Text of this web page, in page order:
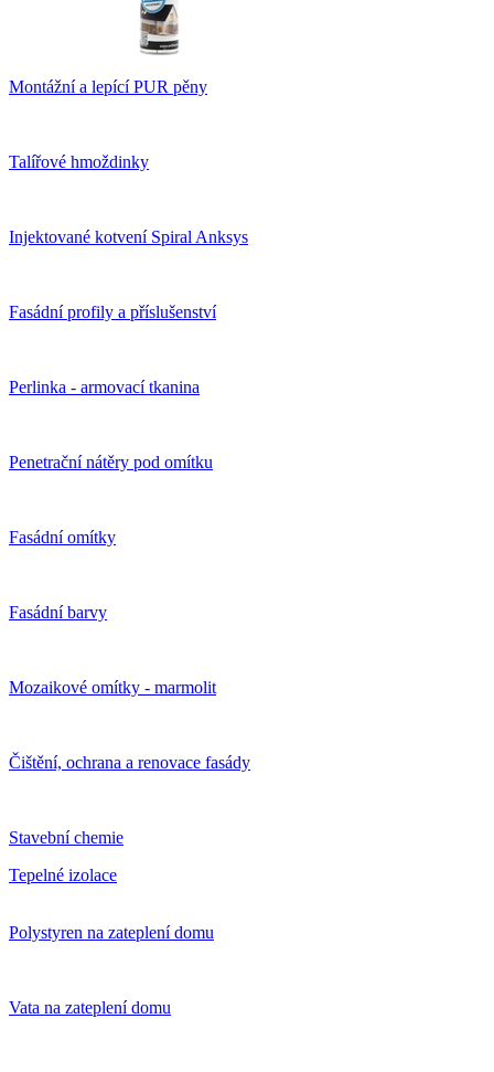
Montážní a lepící PUR pěny
Talířové hmoždinky
Injektované kotvení Spiral Anksys
Fasádní profily a příslušenství
Perlinka - armovací tkanina
Penetrační nátěry pod omítku
Fasádní omítky
Fasádní barvy
Mozaikové omítky - marmolit
Čištění, ochrana a renovace fasády
Stavební chemie
Tepelné izolace
Polystyren na zateplení domu
Vata na zateplení domu